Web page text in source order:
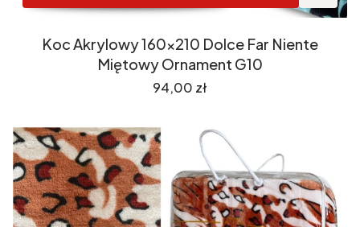
Koc Akrylowy 160x210 Dolce Far Niente
Miętowy Ornament G10
Cena
94,00 zł